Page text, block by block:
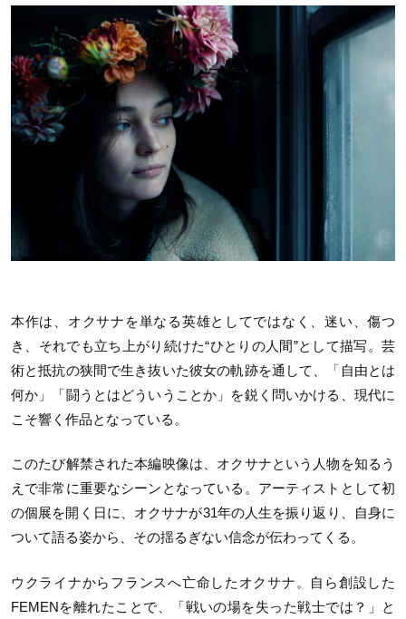
本作は、オクサナを単なる英雄としてではなく、迷い、傷つ
き、それでも立ち上がり続けた“ひとりの人間”として描写。芸
術と抵抗の狭間で生き抜いた彼女の軌跡を通して、「自由とは
何か」「闘うとはどういうことか」を鋭く問いかける、現代に
こそ響く作品となっている。
このたび解禁された本編映像は、オクサナという人物を知るう
えで非常に重要なシーンとなっている。アーティストとして初
の個展を開く日に、オクサナが31年の人生を振り返り、自身に
ついて語る姿から、その揺るぎない信念が伝わってくる。
ウクライナからフランスへ亡命したオクサナ。自ら創設した
FEMENを離れたことで、「戦いの場を失った戦士では？」と